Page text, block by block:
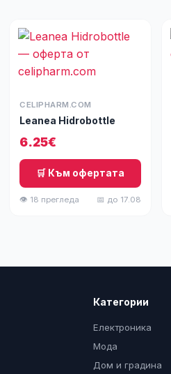
CELIPHARM.COM
Leanea Hidrobottle
6.25€
🛒 Към офертата
👁 18 прегледа 📅 до 17.08
Категории
Електроника
Мода
Дом и градина